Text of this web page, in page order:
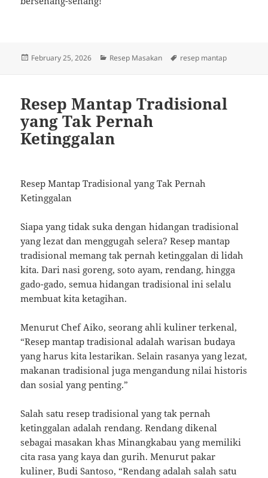
Posted
February 25, 2026 Categories
Resep Masakan Tags
resep mantap
Resep Mantap Tradisional
yang Tak Pernah
Ketinggalan
Resep Mantap Tradisional yang Tak Pernah
Ketinggalan
Siapa yang tidak suka dengan hidangan tradisional
yang lezat dan menggugah selera? Resep mantap
tradisional memang tak pernah ketinggalan di lidah
kita. Dari nasi goreng, soto ayam, rendang, hingga
gado-gado, semua hidangan tradisional ini selalu
membuat kita ketagihan.
Menurut Chef Aiko, seorang ahli kuliner terkenal,
“Resep mantap tradisional adalah warisan budaya
yang harus kita lestarikan. Selain rasanya yang lezat,
makanan tradisional juga mengandung nilai historis
dan sosial yang penting.”
Salah satu resep tradisional yang tak pernah
ketinggalan adalah rendang. Rendang dikenal
sebagai masakan khas Minangkabau yang memiliki
cita rasa yang kaya dan gurih. Menurut pakar
kuliner, Budi Santoso, “Rendang adalah salah satu